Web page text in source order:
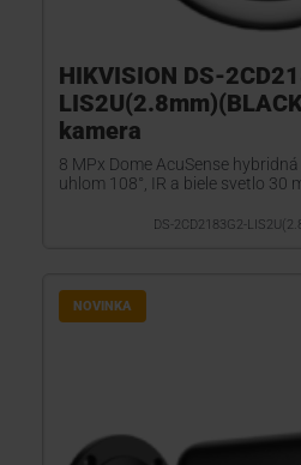
HIKVISION DS-
kamera
8 MPx Dome AcuSense
uhlom 108°, IR a biele svetlo 30
DS-2CD2183G2-
NOVINKA